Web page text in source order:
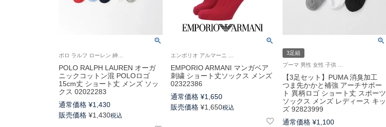
POLO RALPH LAUREN オーガ
ニックコットン混 POLOロゴ
15cm丈 ショート丈 メンズ ソッ
クス 02022283
通常価格 ¥1,430
販売価格 ¥1,430税込
EMPORIO ARMANI マンガベア
刺繍 ショート丈ソックス メンズ
02322386
通常価格 ¥1,650
販売価格 ¥1,650税込
3足組
【3足セット】PUMA 消臭加工
つま先かかと補強 アーチサポー
ト 異柄ロゴ ショート丈 スポーツ
ソックス メンズ レディース キッ
ズ 92823999
通常価格 ¥1,100